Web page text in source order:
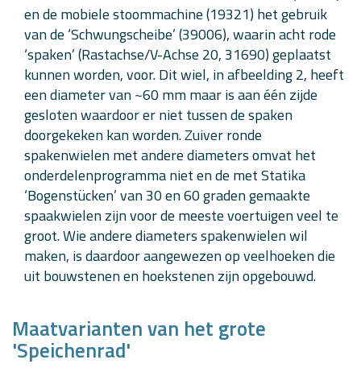
en de mobiele stoommachine (19321) het gebruik
van de ‘Schwungscheibe’ (39006), waarin acht rode
‘spaken’ (Rastachse/V-Achse 20, 31690) geplaatst
kunnen worden, voor. Dit wiel, in afbeelding 2, heeft
een diameter van ~60 mm maar is aan één zijde
gesloten waardoor er niet tussen de spaken
doorgekeken kan worden. Zuiver ronde
spakenwielen met andere diameters omvat het
onderdelenprogramma niet en de met Statika
‘Bogenstücken’ van 30 en 60 graden gemaakte
spaakwielen zijn voor de meeste voertuigen veel te
groot. Wie andere diameters spakenwielen wil
maken, is daardoor aangewezen op veelhoeken die
uit bouwstenen en hoekstenen zijn opgebouwd.
Maatvarianten van het grote
'Speichenrad'